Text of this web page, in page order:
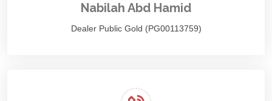
Nabilah Abd Hamid
Dealer Public Gold (PG00113759)